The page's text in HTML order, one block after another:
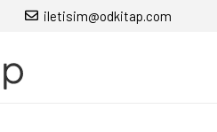
iletisim@odkitap.com